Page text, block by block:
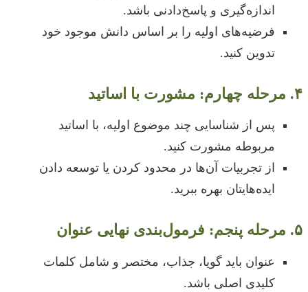
اندازه‌گیری و پاسخ‌دادنی باشد.
فرضیه‌های اولیه را بر اساس دانش موجود خود
تدوین کنید.
۴. مرحله چهارم: مشورت با اساتید
پس از شناسایی چند موضوع اولیه، با اساتید
مربوطه مشورت کنید.
از تجربیات آن‌ها در محدود کردن یا توسعه دادن
ایده‌هایتان بهره ببرید.
۵. مرحله پنجم: فرمول‌بندی نهایی عنوان
عنوان باید گویا، جذاب، مختصر و شامل کلمات
کلیدی اصلی باشد.